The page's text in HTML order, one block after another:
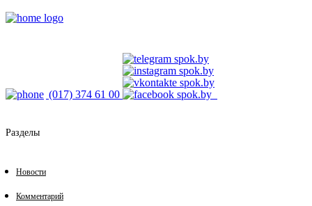
(017) 374 61 00
Разделы
Новости
Комментарий